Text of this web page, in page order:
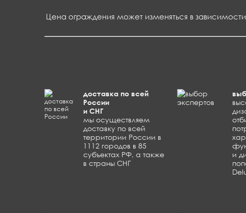
Цена ограждения может изменяться в
доставка по всей
России
и СНГ
мы осуществляем
доставку по всей
территории России в
1112 городов в 85
субъектах РФ, а также
в страны СНГ
и